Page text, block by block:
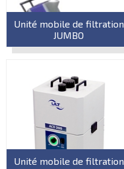
Unité mobile de filtration
JUMBO
Unité mobile de filtration